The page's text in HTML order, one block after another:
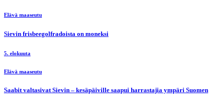
Elävä maaseutu
Sievin frisbeegolfradoista on moneksi
5. elokuuta
Elävä maaseutu
Saabit valtasivat Sievin – kesäpäiville saapui harrastajia ympäri Suomen